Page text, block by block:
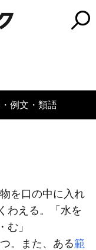
例文・類語
を口の中に入れ
わえる。「水を
む」
。また、ある範